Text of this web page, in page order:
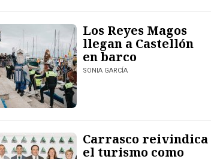
Los Reyes Magos
llegan a Castellón
en barco
SONIA GARCÍA
Carrasco reivindica
el turismo como